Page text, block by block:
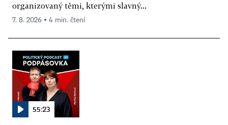
organizovaný těmi, kterými slavný...
7. 8. 2026 ▪ 4 min. čtení
55:23